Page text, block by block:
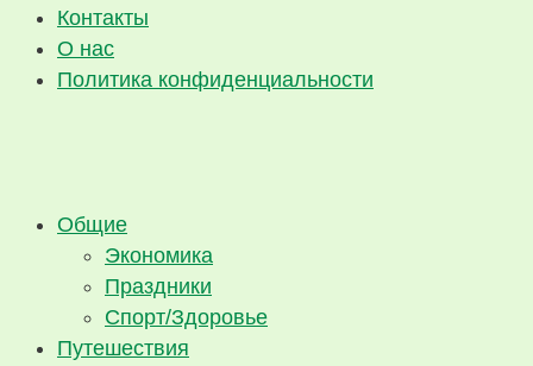
Контакты
О нас
Политика конфиденциальности
Общие
Экономика
Праздники
Спорт/Здоровье
Путешествия